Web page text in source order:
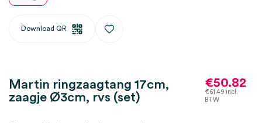
Download QR
Martin ringzaagtang 17cm,
zaagje Ø3cm, rvs (set)
€50.82
€61.49 incl.
BTW